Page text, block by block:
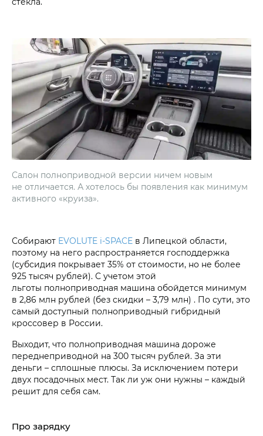
Салон полноприводной версии ничем новым
не отличается. А хотелось бы появления как минимум
активного «круиза».
Собирают EVOLUTE i‑SPACE в Липецкой области,
поэтому на него распространяется господдержка
(субсидия покрывает 35% от стоимости, но не более
925 тысяч рублей). С учетом этой
льготы полноприводная машина обойдется минимум
в 2,86 млн рублей (без скидки – 3,79 млн) . По сути, это
самый доступный полноприводный гибридный
кроссовер в России.
Выходит, что полноприводная машина дороже
переднеприводной на 300 тысяч рублей. За эти
деньги – сплошные плюсы. За исключением потери
двух посадочных мест. Так ли уж они нужны – каждый
решит для себя сам.
Про зарядку